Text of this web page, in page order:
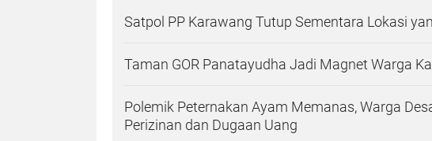
Satpol PP Karawang Tutup Sementara Lokasi
Taman GOR Panatayudha Jadi Magnet Warga
Polemik Peternakan Ayam Memanas, Warga
Perizinan dan Dugaan Uang